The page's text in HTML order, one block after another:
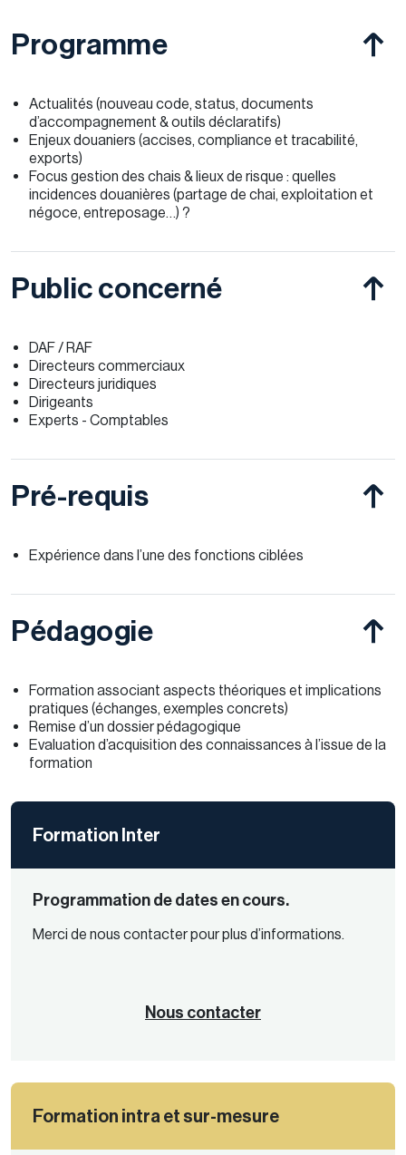
Programme
Actualités (nouveau code, status, documents
d’accompagnement & outils déclaratifs)
Enjeux douaniers (accises, compliance et tracabilité,
exports)
Focus gestion des chais & lieux de risque : quelles
incidences douanières (partage de chai, exploitation et
négoce, entreposage…) ?
Public concerné
DAF / RAF
Directeurs commerciaux
Directeurs juridiques
Dirigeants
Experts - Comptables
Pré-requis
Expérience dans l’une des fonctions ciblées
Pédagogie
Formation associant aspects théoriques et implications
pratiques (échanges, exemples concrets)
Remise d’un dossier pédagogique
Evaluation d’acquisition des connaissances à l’issue de la
formation
Formation Inter
Programmation de dates en cours.
Merci de nous contacter pour plus d’informations.
Nous contacter
Formation intra et sur-mesure